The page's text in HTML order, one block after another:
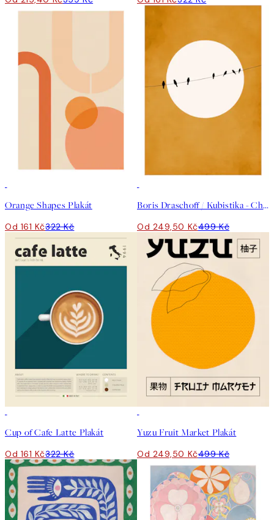
Orange Shapes Plakát
Od 161 Kč322 Kč
Boris Draschoff / Kubistika - Chirping and Chilling Plakát
Od 249,50 Kč499 Kč
Cup of Cafe Latte Plakát
Od 161 Kč322 Kč
Yuzu Fruit Market Plakát
Od 249,50 Kč499 Kč